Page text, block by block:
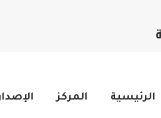
الرئيسية المركز